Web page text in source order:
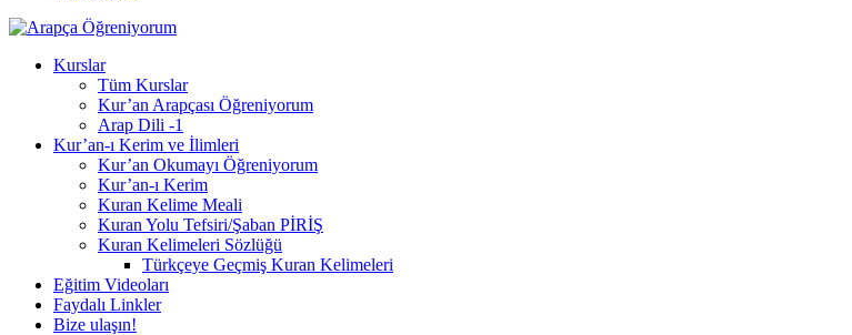
Kurslar
Tüm Kurslar
Kur’an Arapçası Öğreniyorum
Arap Dili -1
Kur’an-ı Kerim ve İlimleri
Kur’an Okumayı Öğreniyorum
Kur’an-ı Kerim
Kuran Kelime Meali
Kuran Yolu Tefsiri/Şaban PİRİŞ
Kuran Kelimeleri Sözlüğü
Türkçeye Geçmiş Kuran Kelimeleri
Eğitim Videoları
Faydalı Linkler
Bize ulaşın!